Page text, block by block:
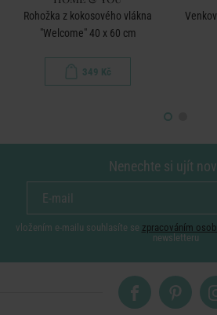
Rohožka z kokosového vlákna
"Welcome" 40 x 60 cm
349 Kč
Nenechte si ujít
vložením e-mailu souhlasíte se zpracováním
newsletteru